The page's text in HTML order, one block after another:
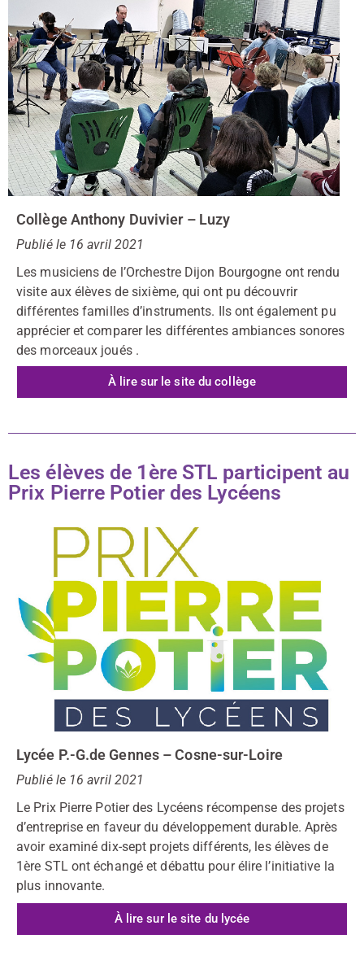
Collège Anthony Duvivier – Luzy
Publié le 16 avril 2021
Les musiciens de l’Orchestre Dijon Bourgogne ont rendu
visite aux élèves de sixième, qui ont pu découvrir
différentes familles d’instruments. Ils ont également pu
apprécier et comparer les différentes ambiances sonores
des morceaux joués .
À lire sur le site du collège
Les élèves de 1ère STL participent au
Prix Pierre Potier des Lycéens
Lycée P.-G.de Gennes – Cosne-sur-Loire
Publié le 16 avril 2021
Le Prix Pierre Potier des Lycéens récompense des projets
d’entreprise en faveur du développement durable. Après
avoir examiné dix-sept projets différents, lesélèves de
1ère STL ont échangé et débattu pour élire l’initiative la
plus innovante.
À lire sur le site du lycée